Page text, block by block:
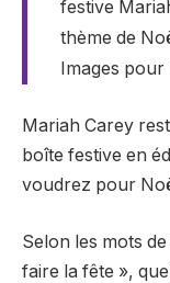
festive
thème de
Images pour
Mariah Carey
boîte festive en
voudrez pour
Selon les mots
faire la fête »,